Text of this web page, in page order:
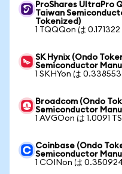
ProShares UltraPro
Taiwan
Tokenized)
1 TQQQon は
SK Hynix (Ondo
Semiconductor
1 SKHYon は
Broadcom (Ondo
Semiconductor
1 AVGOon は 1.0091
Coinbase (Ondo
Semiconductor
1 COINon は